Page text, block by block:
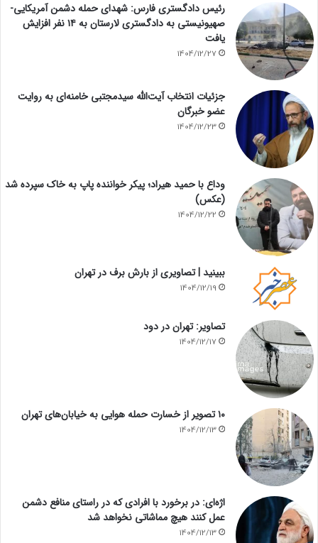
رئیس دادگستری فارس: شهدای حمله دشمن آمریکایی-
صهیونیستی به دادگستری لارستان به ۱۴ نفر افزایش
یافت
1404/12/27
جزئیات انتخاب آیت‌الله سیدمجتبی خامنه‌ای به روایت
عضو خبرگان
1404/12/23
وداع با حمید هیراد؛ پیکر خواننده پاپ به خاک سپرده شد
(عکس)
1404/12/22
ببینید | تصاویری از بارش برف در تهران
1404/12/19
تصاویر: تهران در دود
1404/12/17
۱۰ تصویر از خسارت حمله هوایی به خیابان‌های تهران
1404/12/13
اژه‌ای: در برخورد با افرادی که در راستای منافع دشمن
عمل کنند هیچ مماشاتی نخواهد شد
1404/12/13